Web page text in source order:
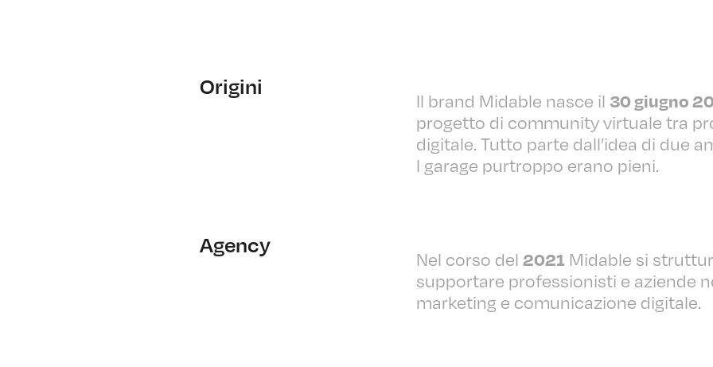
Origini
Il brand Midable nasce il 30 giugno
progetto di community virtuale tra
digitale. Tutto parte dall’idea di due
I garage purtroppo erano pieni.
Agency
Nel corso del2021 Midable si
supportare professionisti e aziende
marketing e comunicazione digitale.